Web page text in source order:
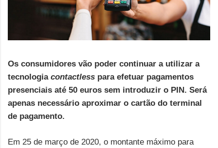
Os consumidores vão poder continuar a utilizar a
tecnologia contactless para efetuar pagamentos
presenciais até 50 euros sem introduzir o PIN. Será
apenas necessário aproximar o cartão do terminal
de pagamento.
Em 25 de março de 2020, o montante máximo para